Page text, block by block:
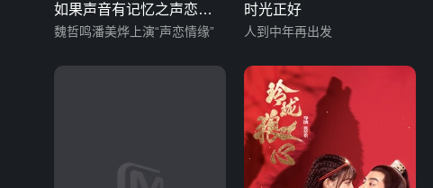
如果声音有记忆之声恋小
课堂
魏哲鸣潘美烨上演“声恋情缘”
时光正好
人到中年再出发